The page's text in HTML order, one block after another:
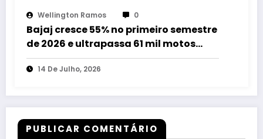
Wellington Ramos 0
Bajaj cresce 55% no primeiro semestre
de 2026 e ultrapassa 61 mil motos
emplacadas no Brasil
14 De Julho, 2026
PUBLICAR COMENTÁRIO